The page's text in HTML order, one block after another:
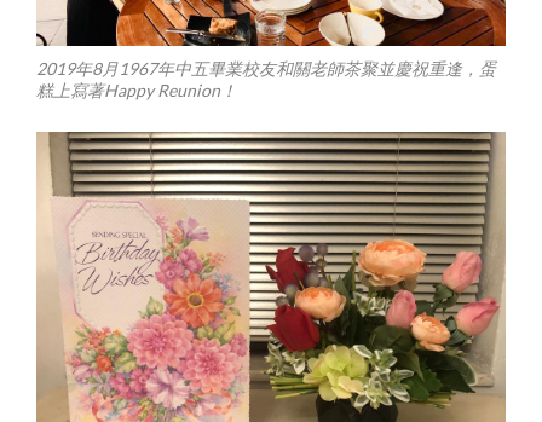
2019年8月1967年中五畢業校友和關老師茶聚並慶祝重逢，蛋
糕上寫著Happy Reunion！